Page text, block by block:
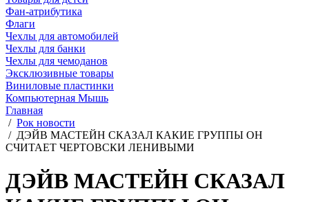
Фан-атрибутика
Флаги
Чехлы для автомобилей
Чехлы для банки
Чехлы для чемоданов
Эксклюзивные товары
Виниловые пластинки
Компьютерная Мышь
Главная
/ Рок новости
/ ДЭЙВ МАСТЕЙН СКАЗАЛ КАКИЕ ГРУППЫ ОН
СЧИТАЕТ ЧЕРТОВСКИ ЛЕНИВЫМИ
ДЭЙВ МАСТЕЙН СКАЗАЛ